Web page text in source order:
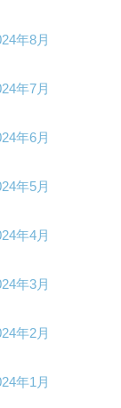
年8月
年7月
年6月
年5月
年4月
年3月
年2月
年1月